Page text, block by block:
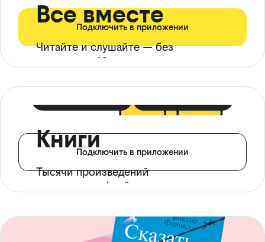
Все вместе
Читайте и слушайте — без
ограничений*
Подключить в приложении
Книги
Тысячи произведений
с доступом офлайн
Подключить в приложении